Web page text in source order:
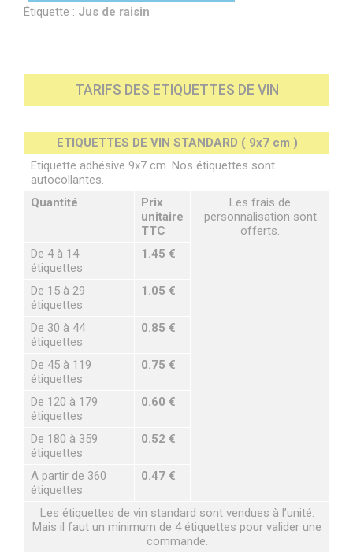
Étiquette : Jus de raisin
TARIFS DES ETIQUETTES DE VIN
ETIQUETTES DE VIN STANDARD ( 9x7 cm )
Etiquette adhésive 9x7 cm. Nos étiquettes sont
autocollantes.
Quantité
Prix
unitaire
TTC
Les frais de
personnalisation sont
offerts.
De 4 à 14
étiquettes
1.45 €
De 15 à 29
étiquettes
1.05 €
De 30 à 44
étiquettes
0.85 €
De 45 à 119
étiquettes
0.75 €
De 120 à 179
étiquettes
0.60 €
De 180 à 359
étiquettes
0.52 €
A partir de 360
étiquettes
0.47 €
Les étiquettes de vin standard sont vendues à l’unité.
Mais il faut un minimum de 4 étiquettes pour valider une
commande.